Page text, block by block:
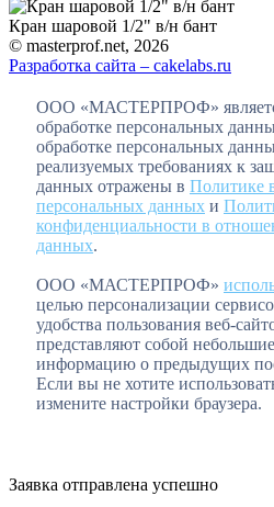
Кран шаровой 1/2" в/н бант
© masterprof.net, 2026
Разработка сайта – cakelabs.ru
ООО «МАСТЕРПРОФ»
обработке персональных
обработке персональных
реализуемых требованиях к
данных отражены в Политике
персональных данных и
конфиденциальности в
данных.
ООО «МАСТЕРПРОФ»
целью персонализации
удобства пользования веб-
представляют собой
информацию о предыдущих
Если вы не хотите
измените настройки браузера.
Заявка отправлена успешно